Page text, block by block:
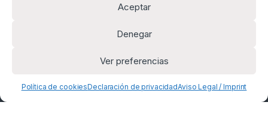
Aceptar
Denegar
Ver preferencias
Política de cookiesDeclaración de privacidadAviso Legal / Imprint
Alguna pregunta? Llámanos!
+34 981 845 358